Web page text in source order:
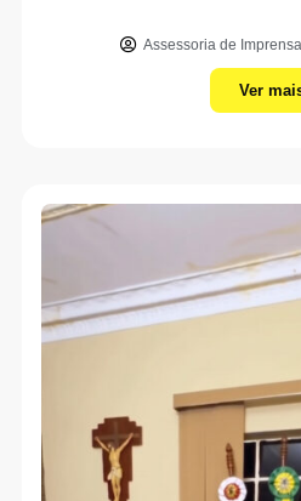
Assessoria de Imprensa
Ver